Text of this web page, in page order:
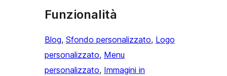
Funzionalità
Blog, Sfondo personalizzato, Logo
personalizzato, Menu
personalizzato, Immagini in